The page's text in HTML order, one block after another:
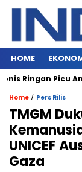
HOME
Picu
Home / Pers Rilis
TMGM
UNICEF
Gaza